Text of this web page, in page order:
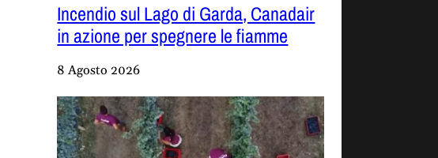
Incendio sul Lago di Garda, Canadair
in azione per spegnere le fiamme
8 Agosto 2026